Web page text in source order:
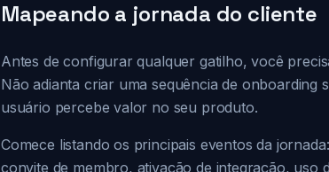
Mapeando a jornada do cliente
Antes de configurar qualquer gatilho, você
Não adianta criar uma sequência de
usuário percebe valor no seu produto.
Comece listando os principais eventos da
convite de membro, ativação de integração,